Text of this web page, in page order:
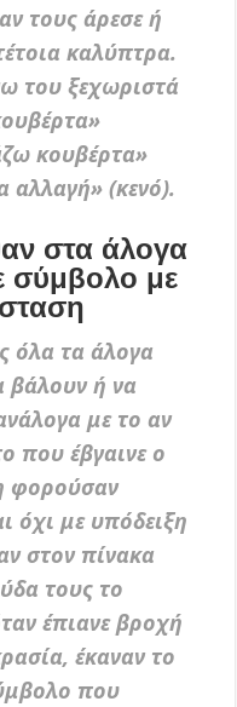
τους άρεσε ή
καλύπτρα.
του ξεχωριστά
κουβέρτα»
αλλαγή» (κενό).
στα άλογα
σύμβολο με
όλα τα άλογα
βάλουν ή να
με το αν
που έβγαινε ο
φορούσαν
όχι με υπόδειξη
στον πίνακα
τους το
έπιανε βροχή
έκαναν το
που